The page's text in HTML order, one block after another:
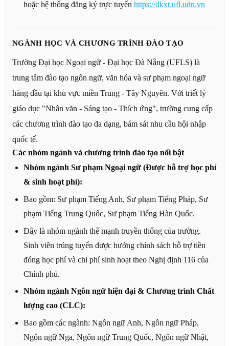
hoặc hệ thống đăng ký trực tuyến https://dkxt.ufl.udn.vn
NGÀNH HỌC VÀ CHƯƠNG TRÌNH ĐÀO TẠO
Trường Đại học Ngoại ngữ - Đại học Đà Nẵng (UFLS) là
trung tâm đào tạo ngôn ngữ, văn hóa và sư phạm ngoại ngữ
hàng đầu tại khu vực miền Trung - Tây Nguyên. Với triết lý
giáo dục "Nhân văn - Sáng tạo - Thích ứng", trường cung cấp
các chương trình đào tạo đa dạng, bám sát nhu cầu hội nhập
quốc tế.
Các nhóm ngành và chương trình đào tạo nổi bật
Nhóm ngành Sư phạm Ngoại ngữ (Được hỗ trợ học phí
& sinh hoạt phí):
Bao gồm: Sư phạm Tiếng Anh, Sư phạm Tiếng Pháp, Sư
phạm Tiếng Trung Quốc, Sư phạm Tiếng Hàn Quốc.
Đây là nhóm ngành thế mạnh truyền thống của trường.
Sinh viên trúng tuyển được hưởng chính sách hỗ trợ tiền
đóng học phí và chi phí sinh hoạt theo Nghị định 116 của
Chính phủ.
Nhóm ngành Ngôn ngữ hiện đại & Chương trình Chất
lượng cao (CLC):
Bao gồm các ngành: Ngôn ngữ Anh, Ngôn ngữ Pháp,
Ngôn ngữ Nga, Ngôn ngữ Trung Quốc, Ngôn ngữ Nhật,